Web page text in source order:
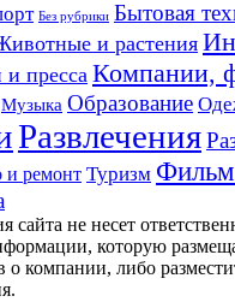
Без рубрики Бытовая
и растения
пресса Компании,
Музыка Образование
Развлечения
и ремонт Туризм
сайта не несет
которую
о компании, либо